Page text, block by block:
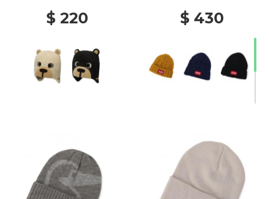
$ 220 $ 430